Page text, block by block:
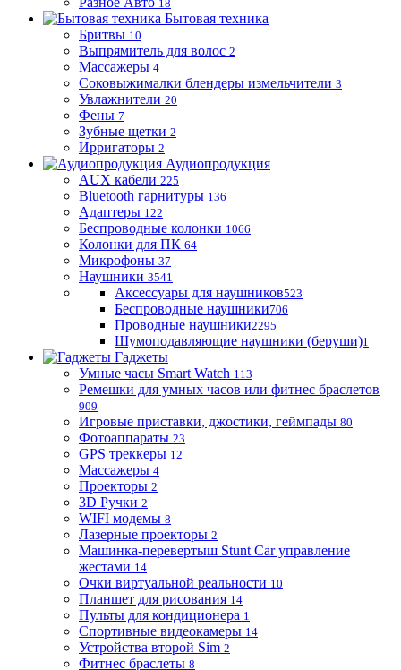
18
Бытовая техника
Бритвы 10
Выпрямитель для волос 2
Массажеры 4
Соковыжималки блендеры измельчители 3
Увлажнители 20
Фены 7
Зубные щетки 2
Ирригаторы 2
Аудиопродукция
AUX кабели 225
Bluetooth гарнитуры 136
Адаптеры 122
Беспроводные колонки 1066
Колонки для ПК 64
Микрофоны 37
Наушники 3541
Аксессуары для наушников523
Беспроводные наушники706
Проводные наушники2295
Шумоподавляющие наушники (беруши)1
Гаджеты
Умные часы Smart Watch 113
Ремешки для умных часов или фитнес браслетов
909
Игровые приставки, джостики, геймпады 80
Фотоаппараты 23
GPS треккеры 12
Массажеры 4
Проекторы 2
3D Ручки 2
WIFI модемы 8
Лазерные проекторы 2
Машинка-перевертыш Stunt Car управление
жестами 14
Очки виртуальной реальности 10
Планшет для рисования 14
Пульты для кондиционера 1
Спортивные видеокамеры 14
Устройства второй Sim 2
Фитнес браслеты 8